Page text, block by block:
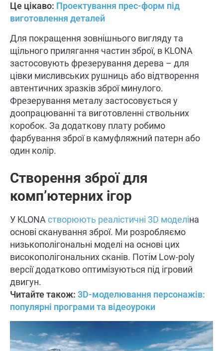
Це цікаво: Проектування прес-форм під
виготовлення деталей
Для покращення зовнішнього вигляду та
щільного прилягання частин зброї, в KLONA
застосовують фрезерування дерева – для
цівки мисливських рушниць або відтворення
автентичних зразків зброї минулого.
Фрезерування металу застосовується у
доопрацюванні та виготовленні ствольних
коробок. За додаткову плату робимо
фарбування зброї в камуфляжний патерн або
один колір.
Створення зброї для
комп’ютерних ігор
У KLONA створюють реалістичні 3D моделіна
основі сканування зброї. Ми розробляємо
низькополігональні моделі на основі цих
високополігональних сканів. Потім Low-poly
версії додатково оптимізуються під ігровий
двигун.
Читайте також: 3D-моделювання персонажів:
популярні програми та відеоуроки